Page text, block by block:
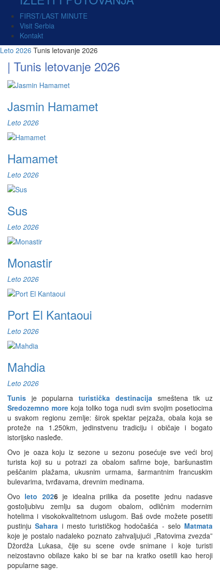
FIRST/LAST MINUTE
Visit Serbia
Kontakt
Leto 2026 Tunis letovanje 2026
| Tunis letovanje 2026
Jasmin Hamamet
Leto 2026
Hamamet
Leto 2026
Sus
Leto 2026
Monastir
Leto 2026
Port El Kantaoui
Leto 2026
Mahdia
Leto 2026
Tunis je popularnaturistička destinacijasmeštena tik uz
Sredozemno more koja toliko toga nudi svim svojim posetiocima
u svakom regionu zemlje: širok spektar pejzaža, obala koja se
proteže na 1.250km, jedinstvenu tradiciju i običaje i bogato
istorijsko nasleđe.
Ovo je oaza koju iz sezone u sezonu posećuje sve veći broj
turista koji su u potrazi za obalom safirne boje, baršunastim
peščanim plažama, ukusnim urmama, šarmantnim francuskim
bulevarima, tvrđavama, drevnim medinama.
Ovo leto 2026je idealna prilika da posetite jednu nadasve
gostoljubivu zemlju sa dugom obalom, odličnim modernim
hotelima i visokokvalitetnom uslugom. Baš ovde možete posetiti
pustinjuSahara i mesto turističkog hodočašća - selo Matmata
koje je postalo nadaleko poznato zahvaljujući „Ratovima zvezda”
Džordža Lukasa, čije su scene ovde snimane i koje turisti
neizostavno obilaze kako bi se bar na kratko osetili kao heroji
popularne sage.